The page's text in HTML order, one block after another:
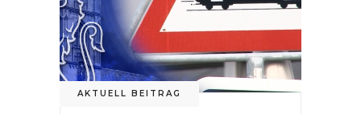
AKTUELL BEITRAG